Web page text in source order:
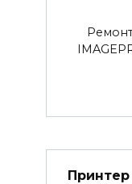
Принтер